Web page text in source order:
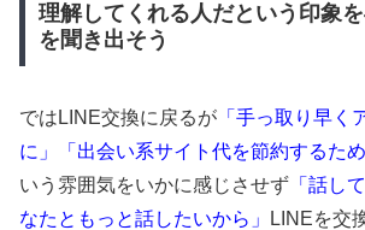
理解してくれる人だという印象
を聞き出そう
ではLINE交換に戻るが 「手っ取り早く
に」「出会い系サイト代を節約するため
いう雰囲気をいかに感じさせず 「話し
なたともっと話したいから」
LINEを交